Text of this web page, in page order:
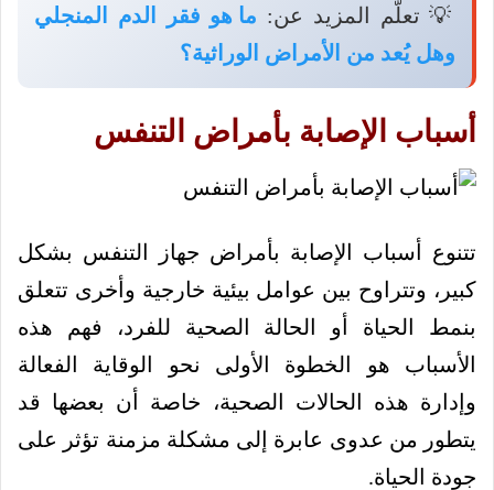
💡 تعلّم المزيد عن: ما هو فقر الدم المنجلي
وهل يُعد من الأمراض الوراثية؟
أسباب الإصابة بأمراض التنفس
تتنوع أسباب الإصابة بأمراض جهاز التنفس بشكل
كبير، وتتراوح بين عوامل بيئية خارجية وأخرى تتعلق
بنمط الحياة أو الحالة الصحية للفرد، فهم هذه
الأسباب هو الخطوة الأولى نحو الوقاية الفعالة
وإدارة هذه الحالات الصحية، خاصة أن بعضها قد
يتطور من عدوى عابرة إلى مشكلة مزمنة تؤثر على
جودة الحياة.